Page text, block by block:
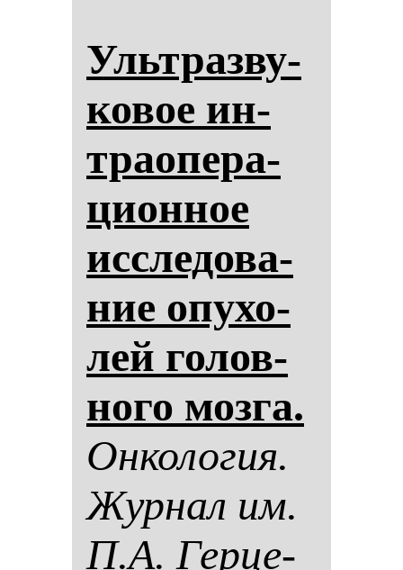
Ультраз­ву­
ко­вое ин­
тра­опе­ра­
ци­он­ное
ис­сле­до­ва­
ние опу­хо­
лей го­лов­
но­го моз­га.
Он­ко­ло­гия.
Жур­нал им.
П.А. Гер­це­